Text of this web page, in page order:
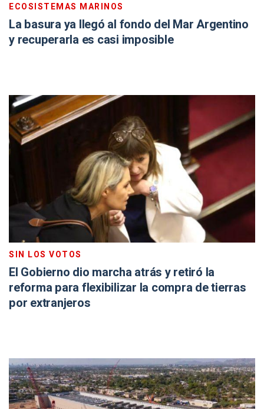
ECOSISTEMAS MARINOS
La basura ya llegó al fondo del Mar Argentino
y recuperarla es casi imposible
SIN LOS VOTOS
El Gobierno dio marcha atrás y retiró la
reforma para flexibilizar la compra de tierras
por extranjeros